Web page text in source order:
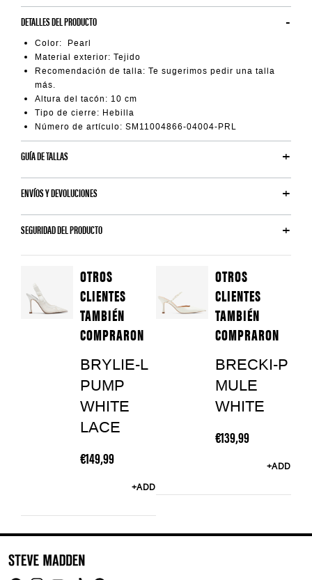
DETALLES DEL PRODUCTO
Color: Pearl
Material exterior: Tejido
Recomendación de talla: Te sugerimos pedir una talla
más.
Altura del tacón: 10 cm
Tipo de cierre: Hebilla
Número de artículo: SM11004866-04004-PRL
GUÍA DE TALLAS
ENVÍOS Y DEVOLUCIONES
SEGURIDAD DEL PRODUCTO
OTROS
CLIENTES
TAMBIÉN
COMPRARON
BRYLIE-L
PUMP
WHITE
LACE
€149,99
+ADD
OTROS
CLIENTES
TAMBIÉN
COMPRARON
BRECKI-P
MULE
WHITE
€139,99
+ADD